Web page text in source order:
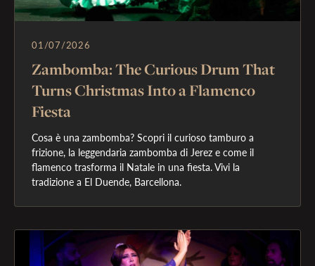
01/07/2026
Zambomba: The Curious Drum That
Turns Christmas Into a Flamenco
Fiesta
Cosa è una zambomba? Scopri il curioso tamburo a
frizione, la leggendaria zambomba di Jerez e come il
flamenco trasforma il Natale in una fiesta. Vivi la